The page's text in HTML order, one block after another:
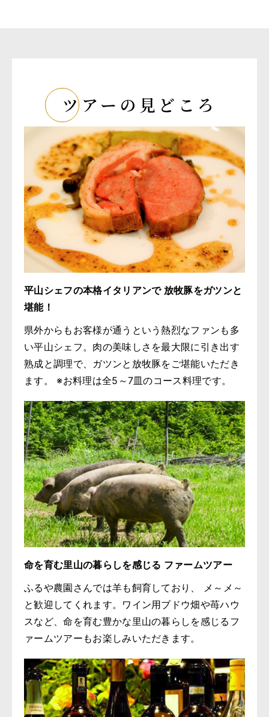
ツアーの見どころ
平山シェフの本格イタリアンで 放牧豚をガツンと
堪能！
県外からもお客様が通うという熱烈なファンも多
い平山シェフ。肉の美味しさを最大限に引き出す
熟成と調理で、ガツンと放牧豚をご堪能いただき
ます。 ※お料理は全5～7皿のコース料理です。
命を育む里山の暮らしを感じる ファームツアー
ふるや農園さんでは羊も飼育しており、 メ～メ～
と歓迎してくれます。ワイン用ブドウ畑や苺ハウ
スなど、命を育む豊かな里山の暮らしを感じるフ
ァームツアーもお楽しみいただきます。